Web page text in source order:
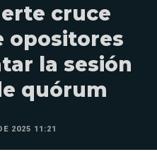
cruce
opositores
la sesión
quórum
2025 11:21